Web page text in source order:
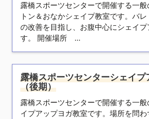
露橋スポーツセンターで開催する一
トン＆おなかシェイプ教室です。バ
の改善を目指し、お腹中心にシェイプ
す。 開催場所 ...
露橋スポーツセンターシェイプ
（後期）
露橋スポーツセンターで開催する一
イプアップヨガ教室です。場所を問